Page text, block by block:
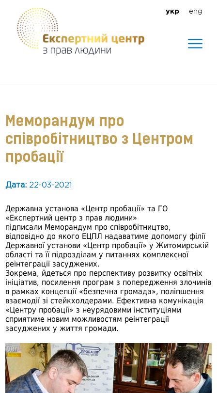
укр eng
Меморандум про
співробітництво з Центром
пробації
Дата: 22-03-2021
Державна установа «Центр пробації» та ГО
«Експертний центр з прав людини»
підписали Меморандум про співробітництво,
відповідно до якого ЕЦПЛ надаватиме допомогу філії
Державної установи «Центр пробації» у Житомирській
області та її підрозділам у питаннях комплексної
реінтеграції засуджених.
Зокрема, йдеться про перспективу розвитку освітніх
ініціатив, посилення програм з попередження злочинів
в рамках концепції «безпечна громада», поліпшення
взаємодії зі стейкхолдерами. Ефективна комунікація
«Центру пробації» з неурядовими інституціями
сприятиме новим можливостям реінтеграції
засуджених у життя громади.